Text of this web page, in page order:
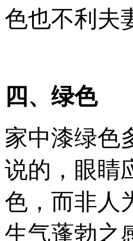
色也不利夫
四、绿色
家中漆绿色
说的，眼睛
色，而非人
生气蓬勃之